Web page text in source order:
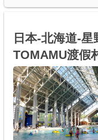
日本-北海道-
TOMAMU渡假